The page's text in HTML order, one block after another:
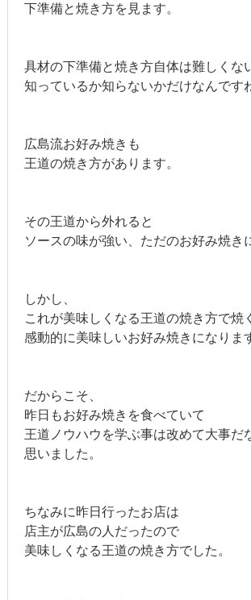
下準備と焼き方を見ます。
具材の下準備と焼き方自体は難しくな
知っているか知らないかだけなんです
広島流お好み焼きも
王道の焼き方があります。
その王道から外れると
ソースの味が強い、ただのお好み焼き
しかし、
これが美味しくなる王道の焼き方で焼
感動的に美味しいお好み焼きになりま
だからこそ、
昨日もお好み焼きを食べていて
王道ノウハウを学ぶ事は改めて大事だ
思いました。
ちなみに昨日行ったお店は
店主が広島の人だったので
美味しくなる王道の焼き方でした。